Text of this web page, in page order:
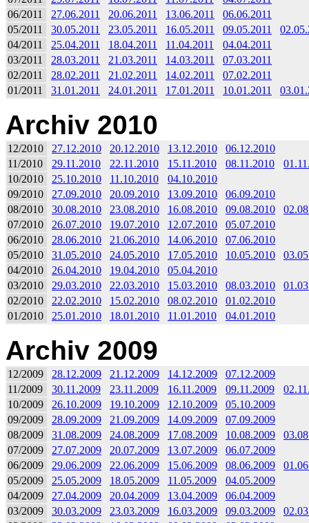
06/2011
27.06.2011 20.06.2011 13.06.2011
06.06.2011
05/2011
30.05.2011 23.05.2011 16.05.2011 09.05.2011
04/2011
25.04.2011 18.04.2011 11.04.2011
04.04.2011
03/2011
28.03.2011 21.03.2011 14.03.2011
07.03.2011
02/2011
28.02.2011 21.02.2011 14.02.2011
07.02.2011
01/2011
31.01.2011 24.01.2011 17.01.2011 10.01.2011
Archiv 2010
12/2010 27.12.2010 20.12.2010 13.12.2010
06.12.2010
11/2010
29.11.2010 22.11.2010 15.11.2010 08.11.2010
10/2010
25.10.2010 11.10.2010
04.10.2010
09/2010
27.09.2010 20.09.2010 13.09.2010
06.09.2010
08/2010
30.08.2010 23.08.2010 16.08.2010 09.08.2010
07/2010
26.07.2010 19.07.2010 12.07.2010
05.07.2010
06/2010
28.06.2010 21.06.2010 14.06.2010
07.06.2010
05/2010
31.05.2010 24.05.2010 17.05.2010 10.05.2010
04/2010
26.04.2010 19.04.2010
05.04.2010
03/2010
29.03.2010 22.03.2010 15.03.2010 08.03.2010
02/2010
22.02.2010 15.02.2010 08.02.2010
01.02.2010
01/2010
25.01.2010 18.01.2010 11.01.2010 04.01.2010
Archiv 2009
12/2009 28.12.2009 21.12.2009 14.12.2009
07.12.2009
11/2009
30.11.2009 23.11.2009 16.11.2009 09.11.2009
10/2009
26.10.2009 19.10.2009 12.10.2009
05.10.2009
09/2009
28.09.2009 21.09.2009 14.09.2009
07.09.2009
08/2009
31.08.2009 24.08.2009 17.08.2009 10.08.2009
07/2009
27.07.2009 20.07.2009 13.07.2009
06.07.2009
06/2009
29.06.2009 22.06.2009 15.06.2009 08.06.2009
05/2009
25.05.2009 18.05.2009 11.05.2009
04.05.2009
04/2009
27.04.2009 20.04.2009 13.04.2009
06.04.2009
03/2009
30.03.2009 23.03.2009 16.03.2009 09.03.2009